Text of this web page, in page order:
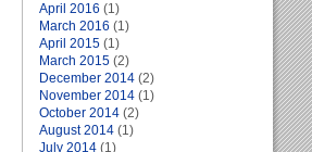
April 2016 (1)
March 2016 (1)
April 2015 (1)
March 2015 (2)
December 2014 (2)
November 2014 (1)
October 2014 (2)
August 2014 (1)
July 2014 (1)